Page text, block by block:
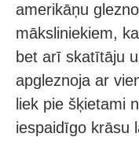
amerikāņu
māksliniekiem,
bet arī skatītāju
apgleznoja ar
liek pie šķietami
iespaidīgo krāsu